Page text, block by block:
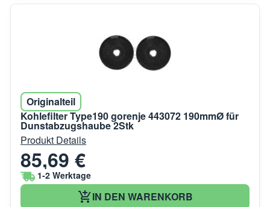
Originalteil
Kohlefilter Type190 gorenje 443072 190mmØ für
Dunstabzugshaube 2Stk
Produkt Details
85,69 €
1-2 Werktage
IN DEN WARENKORB